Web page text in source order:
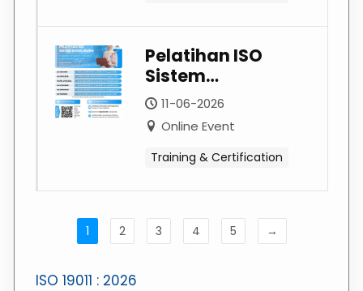
Pelatihan ISO
Sistem
Manajemen 2026:
Tingkatkan
Kompetensi
Organisasi Dari
Hingga Audit
11-06-2026
Online Event
Training & Certification
1 2 3 4 5 →
ISO 19011 : 2026